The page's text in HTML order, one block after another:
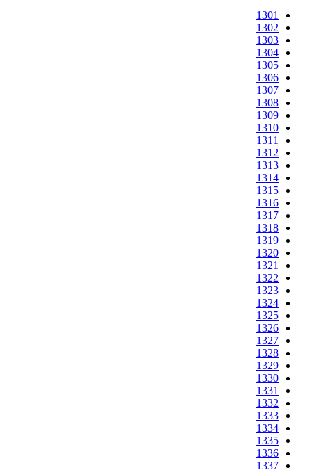
1301
1302
1303
1304
1305
1306
1307
1308
1309
1310
1311
1312
1313
1314
1315
1316
1317
1318
1319
1320
1321
1322
1323
1324
1325
1326
1327
1328
1329
1330
1331
1332
1333
1334
1335
1336
1337